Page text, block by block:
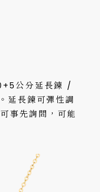
公分延長鍊 /
延長鍊可彈性調
事先詢問，可能